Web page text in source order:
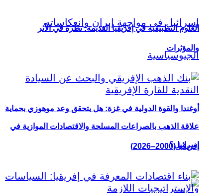
أوغندا والقوة الدولية في غزة: هل يتحقق وعد موهوزي بحماية
إسرائيل؟
العلوم التطبيقية في إفريقيا القديمة: نظرة في الأثر
والمؤثرات
علاقة الذهب بالصراعات المسلحة والاقتصادات الموازية في
إفريقيا (2000–2026)